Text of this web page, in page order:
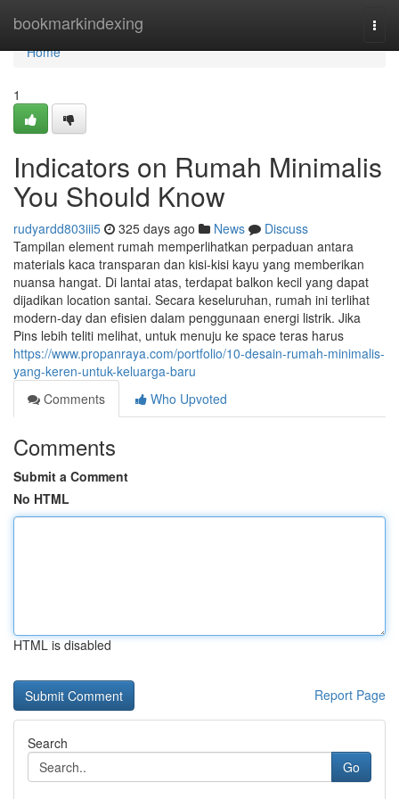
bookmarkindexing
Home
Home
1
Indicators on Rumah Minimalis
You Should Know
rudyardd803iii5 325 days ago News
Discuss
Tampilan element rumah memperlihatkan perpaduan antara
materials kaca transparan dan kisi-kisi kayu yang memberikan
nuansa hangat. Di lantai atas, terdapat balkon kecil yang dapat
dijadikan location santai. Secara keseluruhan, rumah ini terlihat
modern-day dan efisien dalam penggunaan energi listrik. Jika
Pins lebih teliti melihat, untuk menuju ke space teras harus
https://www.propanraya.com/portfolio/10-desain-rumah-minimalis-
yang-keren-untuk-keluarga-baru
Comments
Who Upvoted
Comments
Submit a Comment
No HTML
HTML is disabled
Report Page
Search
Go